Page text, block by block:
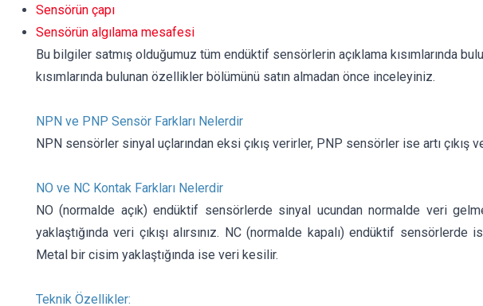
Sensörün çapı
Sensörün algılama mesafesi
Bu bilgiler satmış olduğumuz tüm endüktif sensörlerin açıklama kısımlarında
kısımlarında bulunan özellikler bölümünü satın almadan önce inceleyiniz.
NPN ve PNP Sensör Farkları Nelerdir
NPN sensörler sinyal uçlarından eksi çıkış verirler, PNP sensörler ise artı çıkış
NO ve NC Kontak Farkları Nelerdir
NO (normalde açık) endüktif sensörlerde sinyal ucundan normalde veri
yaklaştığında veri çıkışı alırsınız. NC (normalde kapalı) endüktif sensörlerde
Metal bir cisim yaklaştığında ise veri kesilir.
Teknik Özellikler: